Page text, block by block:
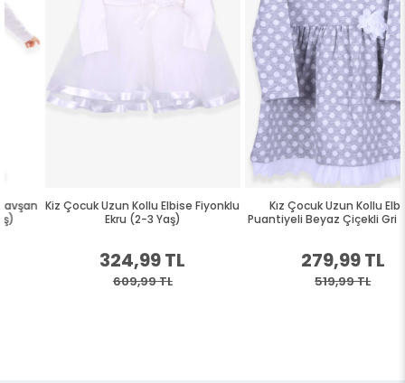
Kiz Çocuk Uzun Kollu Elbise Fiyonklu
Ekru (2-3 Yaş)
324,99 TL
609,99 TL
Kız Çocuk Uzun Kollu Elbise
Puantiyeli Beyaz Çiçekli Gri (3 Yaş)
279,99 TL
519,99 TL